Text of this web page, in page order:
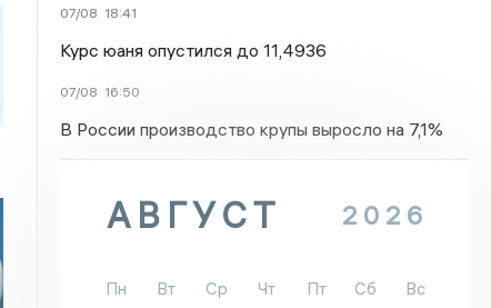
07/08 18:41
Курс юаня опустился до 11,4936
07/08 16:50
В России производство крупы выросло на 7,1%
АВГУСТ 2026
Пн Вт Ср Чт Пт Сб
Вс